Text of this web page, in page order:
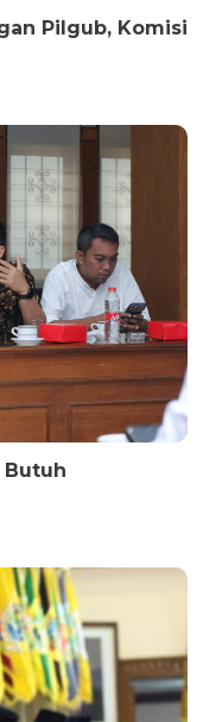
Pilgub, Komisi
Butuh